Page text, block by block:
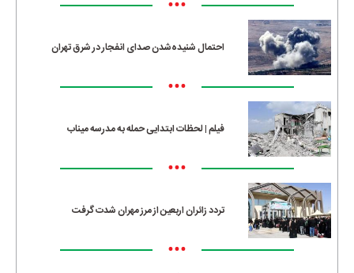
•••
احتمال شنیده‌شدن صدای انفجار در شرق تهران
•••
فیلم | لحظات ابتدایی حمله به مدرسه میناب
•••
تردد زائران اربعین از مرز مهران شدت گرفت
•••